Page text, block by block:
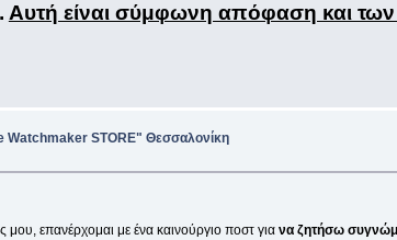
Αυτή είναι σύμφωνη απόφαση και
Watchmaker STORE" Θεσσαλονίκη
επανέρχομαι με ένα καινούργιο ποστ για να ζητήσω